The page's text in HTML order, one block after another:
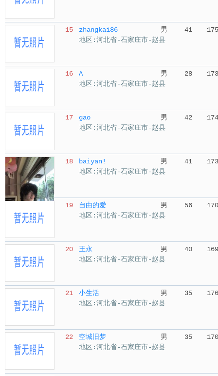
15 zhangkai86 男 41
175
地区:河北省-石家庄市-赵县
16 A 男 28
173
地区:河北省-石家庄市-赵县
17 gao 男 42
174
地区:河北省-石家庄市-赵县
18 baiyan! 男 41
173
地区:河北省-石家庄市-赵县
19 自由的爱 男 56
170
地区:河北省-石家庄市-赵县
20 王永 男 40
169
地区:河北省-石家庄市-赵县
21 小生活 男 35
176
地区:河北省-石家庄市-赵县
22 空城旧梦 男 35
170
地区:河北省-石家庄市-赵县